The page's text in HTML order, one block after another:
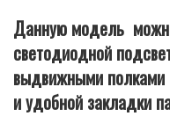
Данную модель
светодиодной
выдвижными полками
и удобной закладки